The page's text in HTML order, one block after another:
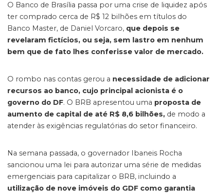
O Banco de Brasília passa por uma crise de liquidez após
ter comprado cerca de R$ 12 bilhões em títulos do
Banco Master, de Daniel Vorcaro, que depois se
revelaram fictícios, ou seja, sem lastro em nenhum
bem que de fato lhes conferisse valor de mercado.
O rombo nas contas gerou a necessidade de adicionar
recursos ao banco, cujo principal acionista é o
governo do DF. O BRB apresentou uma proposta de
aumento de capital de até R$ 8,6 bilhões, de modo a
atender às exigências regulatórias do setor financeiro.
Na semana passada, o governador Ibaneis Rocha
sancionou uma lei para autorizar uma série de medidas
emergenciais para capitalizar o BRB, incluindo a
utilização de nove imóveis do GDF como garantia